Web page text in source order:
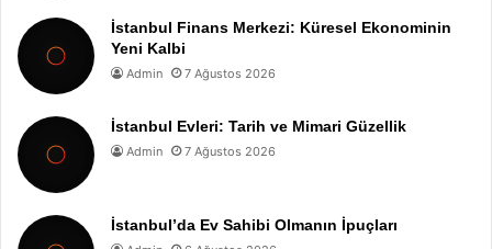
İstanbul Finans Merkezi: Küresel Ekonominin
Yeni Kalbi
Admin 7 Ağustos 2026
İstanbul Evleri: Tarih ve Mimari Güzellik
Admin 7 Ağustos 2026
İstanbul’da Ev Sahibi Olmanın İpuçları